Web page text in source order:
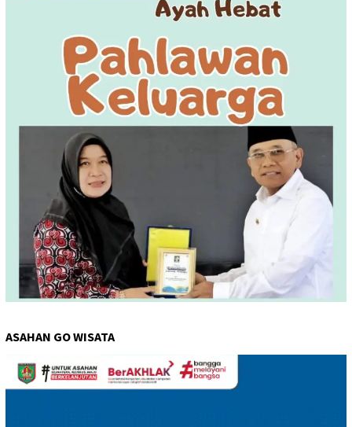
ASAHAN GO WISATA
Pemutar
Video